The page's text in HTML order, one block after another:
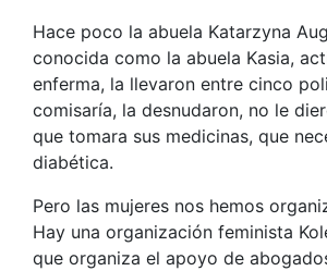
Hace poco la abuela Katarzyna
conocida como la abuela Kasia,
enferma, la llevaron entre cinco
comisaría, la desnudaron, no le
que tomara sus medicinas, que
diabética.
Pero las mujeres nos hemos
Hay una organización feminista
que organiza el apoyo de